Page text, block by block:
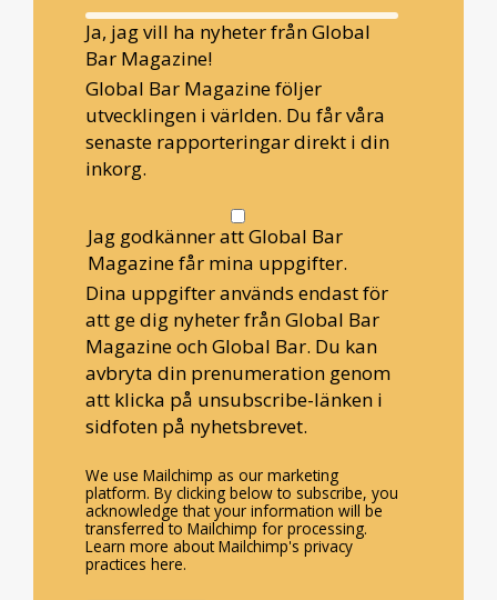
Ja, jag vill ha nyheter från Global
Bar Magazine!
Global Bar Magazine följer
utvecklingen i världen. Du får våra
senaste rapporteringar direkt i din
inkorg.
Jag godkänner att Global Bar
Magazine får mina uppgifter.
Dina uppgifter används endast för
att ge dig nyheter från Global Bar
Magazine och Global Bar. Du kan
avbryta din prenumeration genom
att klicka på unsubscribe-länken i
sidfoten på nyhetsbrevet.
We use Mailchimp as our marketing
platform. By clicking below to subscribe, you
acknowledge that your information will be
transferred to Mailchimp for processing.
Learn more about Mailchimp's privacy
practices here.